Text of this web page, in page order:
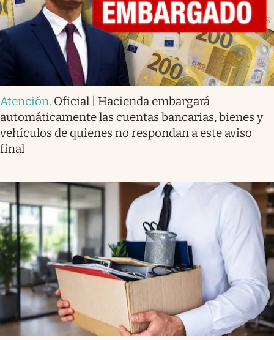
Atención. Oficial | Hacienda embargará
automáticamente las cuentas bancarias, bienes y
vehículos de quienes no respondan a este aviso
final